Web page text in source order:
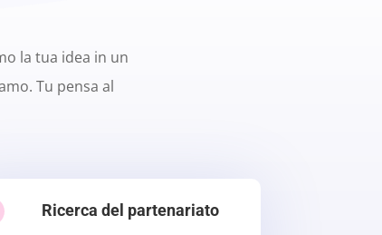
la tua idea in un
Tu pensa al
Ricerca del partenariato